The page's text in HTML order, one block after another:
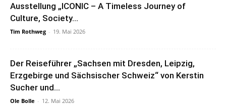
Ausstellung „ICONIC – A Timeless Journey of
Culture, Society...
Tim Rothweg - 19. Mai 2026
Der Reiseführer „Sachsen mit Dresden, Leipzig,
Erzgebirge und Sächsischer Schweiz“ von Kerstin
Sucher und...
Ole Bolle - 12. Mai 2026